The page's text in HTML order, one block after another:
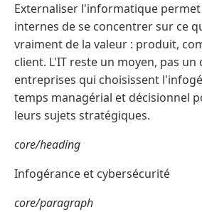
Externaliser l'informatique permet
internes de se concentrer sur ce
vraiment de la valeur : produit,
client. L'IT reste un moyen, pas un
entreprises qui choisissent
temps managérial et décisionnel
leurs sujets stratégiques.
core/heading
Infogérance et cybersécurité
core/paragraph